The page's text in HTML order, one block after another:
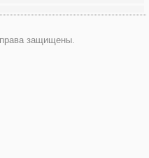
защищены.